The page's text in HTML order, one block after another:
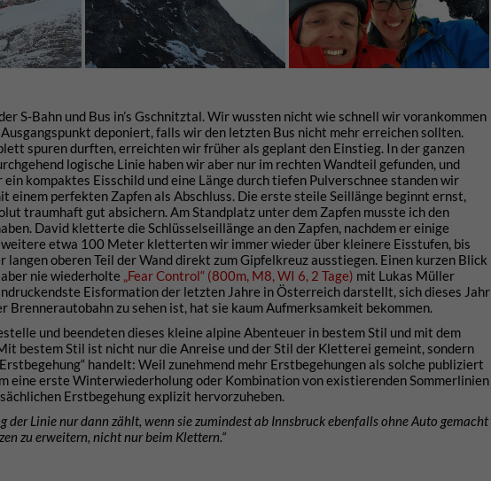
S-Bahn und Bus in’s Gschnitztal. Wir wussten nicht wie schnell wir vorankommen
deponiert, falls wir den letzten Bus nicht mehr erreichen sollten.
spuren durften, erreichten wir früher als geplant den Einstieg. In der ganzen
logische Linie haben wir aber nur im rechten Wandteil gefunden, und
kompaktes Eisschild und eine Länge durch tiefen Pulverschnee standen wir
einem perfekten Zapfen als Abschluss. Die erste steile Seillänge beginnt ernst,
traumhaft gut absichern. Am Standplatz unter dem Zapfen musste ich den
David kletterte die Schlüsselseillänge an den Zapfen, nachdem er einige
etwa 100 Meter kletterten wir immer wieder über kleinere Eisstufen, bis
oberen Teil der Wand direkt zum Gipfelkreuz ausstiegen. Einen kurzen Blick
nie wiederholte „Fear Control“ (800m, M8, WI 6, 2 Tage) mit Lukas Müller
Eisformation der letzten Jahre in Österreich darstellt, sich dieses Jahr
Brennerautobahn zu sehen ist, hat sie kaum Aufmerksamkeit bekommen.
und beendeten dieses kleine alpine Abenteuer in bestem Stil und mit dem
bestem Stil ist nicht nur die Anreise und der Stil der Kletterei gemeint, sondern
handelt: Weil zunehmend mehr Erstbegehungen als solche publiziert
eine erste Winterwiederholung oder Kombination von existierenden Sommerlinien
Erstbegehung explizit hervorzuheben.
der Linie nur dann zählt, wenn sie zumindest ab Innsbruck ebenfalls ohne Auto gemacht
zu erweitern, nicht nur beim Klettern.“